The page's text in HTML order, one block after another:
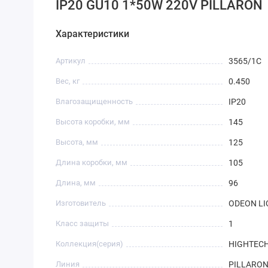
IP20 GU10 1*50W 220V PILLARON
Характеристики
Артикул 3565/1C
Вес, кг 0.450
Влагозащищенность IP20
Высота коробки, мм 145
Высота, мм 125
Длина коробки, мм 105
Длина, мм 96
Изготовитель ODEON
Класс защиты 1
Коллекция(серия)
Линия PILLARON